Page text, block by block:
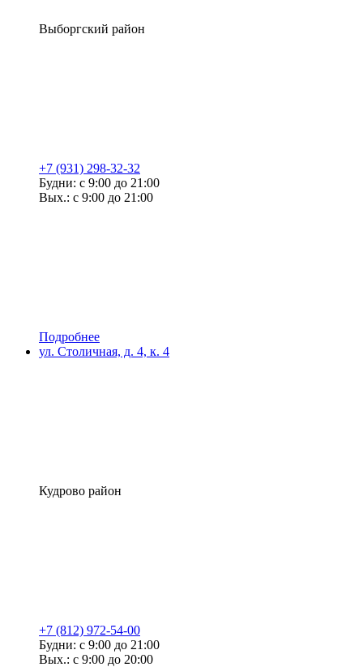
Выборгский район
+7 (931) 298-32-32
Будни: с 9:00 до 21:00
Вых.: с 9:00 до 21:00
Подробнее
ул. Столичная, д. 4, к. 4
Кудрово район
+7 (812) 972-54-00
Будни: с 9:00 до 21:00
Вых.: с 9:00 до 20:00